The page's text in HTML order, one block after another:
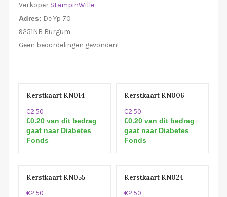
Verkoper StampinWille
Adres: De Yp 70
9251NB Burgum
Geen beoordelingen gevonden!
Kerstkaart KN014
€2.50
€0.20 van dit bedrag
gaat naar Diabetes
Fonds
Kerstkaart KN006
€2.50
€0.20 van dit bedrag
gaat naar Diabetes
Fonds
Kerstkaart KN055
€2.50
Kerstkaart KN024
€2.50